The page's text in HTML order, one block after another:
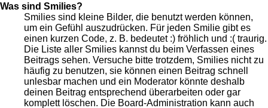
Was sind Smilies?
Smilies sind kleine Bilder, die benutzt werden können,
um ein Gefühl auszudrücken. Für jeden Smilie gibt es
einen kurzen Code, z. B. bedeutet :) fröhlich und :( traurig.
Die Liste aller Smilies kannst du beim Verfassen eines
Beitrags sehen. Versuche bitte trotzdem, Smilies nicht zu
häufig zu benutzen, sie können einen Beitrag schnell
unlesbar machen und ein Moderator könnte deshalb
deinen Beitrag entsprechend überarbeiten oder gar
komplett löschen. Die Board-Administration kann auch